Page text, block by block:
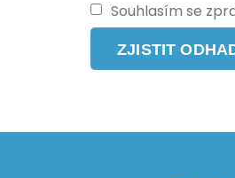
Souhlasím se